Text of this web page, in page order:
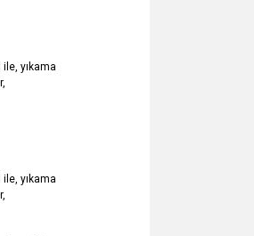
yıkama
yıkama